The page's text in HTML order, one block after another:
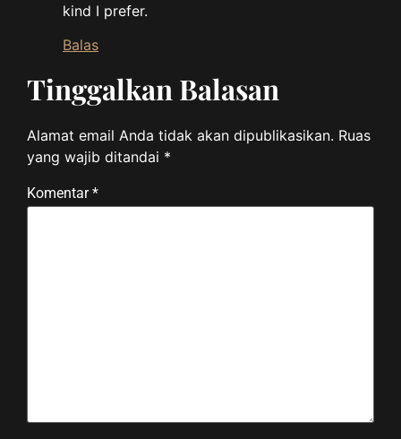
kind I prefer.
Balas
Tinggalkan Balasan
Alamat email Anda tidak akan dipublikasikan. Ruas
yang wajib ditandai *
Komentar*